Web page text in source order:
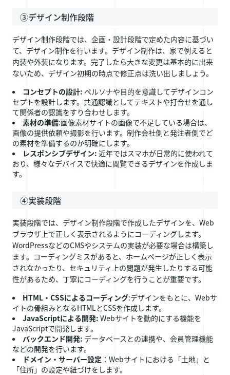
③デザイン制作段階
デザイン制作段階では、企画・設計段階で定めた内容に基づい
て、デザイン制作を行います。デザイン制作は、家で例えると
内装や外装になります。完了したら大きな変更は基本的に出来
ないため、デザイン初期の時点で修正点は洗い出しましょう。
コンセプトの設計: ペルソナや目的を意識してデザインコン
セプトを設計します。共通認識としてテキストや打合せを通し
て関係者の認識をすり合わせします。
素材の準備:画像素材サイトの画像で不足している場合は、
画像の提供依頼や撮影を行います。制作会社側と発注者側でど
の素材を準備するのか明確にします。
レスポンシブデザイン: 近年ではスマホが日常的に使われて
おり、様々なデバイスで快適に閲覧できるデザインを作成しま
す。
④実装段階
実装段階では、デザイン制作段階で作成したデザインを、Web
ブラウザ上で正しく表示されるようにコーディングします。
WordPressなどのCMSやシステムの実装が必要な場合は構築し
ます。コーディングミスがあると、ホームページが正しく表示
されなかったり、セキュリティ上の問題が発生したりする可能
性があるため、丁寧にコーディングを行うことが重要です。
HTML・CSSによるコーディング:デザインをもとに、Webサ
イトの骨組みとなるHTMLとCSSを作成します。
JavaScriptによる開発: Webサイトを動的にする機能を
JavaScriptで開発します。
バックエンド開発: データベースとの連携や、会員管理機能
などの開発を行います。
ドメイン・サーバー設定 ：Webサイトにおける「土地」と
「住所」の設定や紐づけをします。